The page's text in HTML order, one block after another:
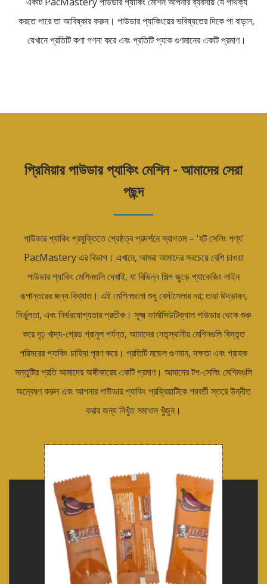
করতে পারে তা আবিষ্কার করুন। পাউডার প্যাকিংয়ের ভবিষ্যতের দিকে পা বাড়ান,
যেখানে প্রতিটি কণা গণনা করে এবং প্রতিটি প্যাক গুণমানের একটি প্রমাণ।
প্রিমিয়ার পাউডার প্যাকিং মেশিন - আমাদের সেরা
পছন্দ
পাউডার প্যাকিং প্রযুক্তিতে শ্রেষ্ঠত্ব প্রদর্শনে স্বাগতম – 'হট সেলিং পণ্য’
PacMastery এর বিভাগ। এখানে, আমরা আমাদের সবচেয়ে বেশি চাওয়া
পাউডার প্যাকিং মেশিনগুলি দেখাই, যা বিভিন্ন শিল্প জুড়ে প্যাকেজিং লাইন
রূপান্তরের জন্য বিখ্যাত। এই মেশিনগুলো শুধু বেস্টসেলার নয়; তারা উদ্ভাবন,
নির্ভুলতা, এবং নির্ভরযোগ্যতার প্রতীক। সূক্ষ্ম ফার্মাসিউটিক্যাল পাউডার থেকে শুরু
করে দৃঢ় খাদ্য-গ্রেড গ্রানুল পর্যন্ত, আমাদের নেতৃস্থানীয় মেশিনগুলি বিস্তৃত
পরিসরের প্যাকিং চাহিদা পূরণ করে। প্রতিটি মডেল গুণমান, দক্ষতা এবং গ্রাহক
সন্তুষ্টির প্রতি আমাদের অঙ্গীকারের একটি প্রমাণ। আমাদের টপ-সেলিং মেশিনগুলি
অন্বেষণ করুন এবং আপনার পাউডার প্যাকিং প্রক্রিয়াটিকে পরবর্তী স্তরে উন্নীত
করার জন্য নিখুঁত সমাধান খুঁজুন।